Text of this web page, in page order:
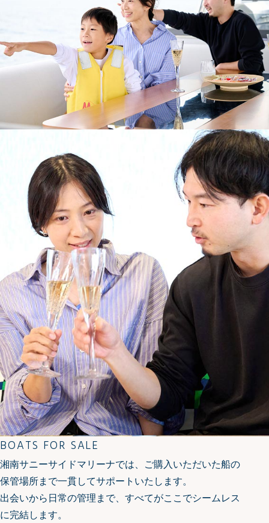
BOATS FOR SALE
湘南サニーサイドマリーナでは、ご購入いただいた船の
保管場所まで一貫してサポートいたします。
出会いから日常の管理まで、すべてがここでシームレス
に完結します。